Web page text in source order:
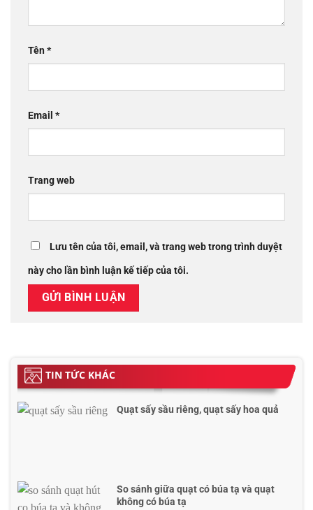
Tên*
Email *
Trang web
Lưu tên của tôi, email, và trang web trong trình duyệt
này cho lần bình luận kế tiếp của tôi.
TIN TỨC KHÁC
Quạt sấy sầu riêng, quạt sấy hoa quả
So sánh giữa quạt có búa tạ và quạt
không có búa tạ